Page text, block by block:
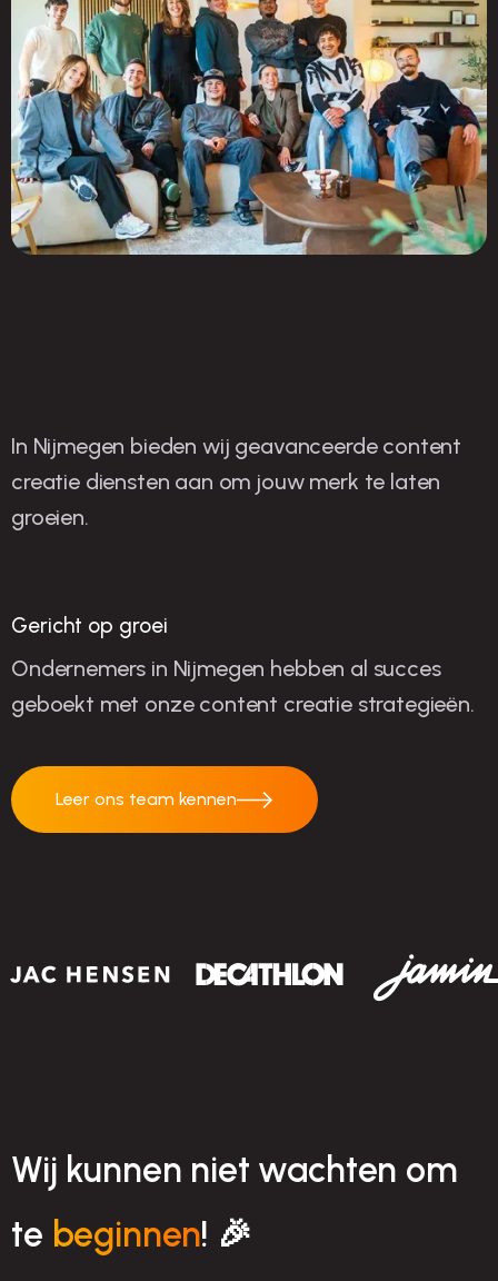
O
nze strategieën voor
succes
In Nijmegen bieden wij geavanceerde content
creatie diensten aan om jouw merk te laten
groeien.
Gericht op groei
Ondernemers in Nijmegen hebben al succes
geboekt met onze content creatie strategieën.
Leer ons team kennen
Wij kunnen niet wachten om
te beginnen! 🎉